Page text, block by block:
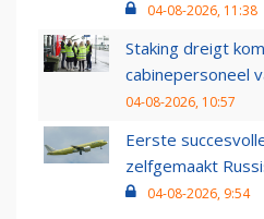
04-08-2026, 11:38
Staking dreigt
cabinepersoneel
04-08-2026, 10:57
Eerste
zelfgemaakt
04-08-2026, 9:54